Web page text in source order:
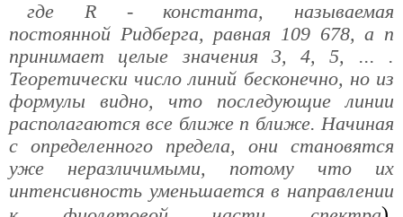
где R - константа, называемая
постоянной Ридберга, равная 109 678, а n
принимает целые значения 3, 4, 5, ... .
Теоретически число линий бесконечно, но из
формулы видно, что последующие линии
располагаются все ближе п ближе. Начиная
с определенного предела, они становятся
уже неразличимыми, потому что их
интенсивность уменьшается в направлении